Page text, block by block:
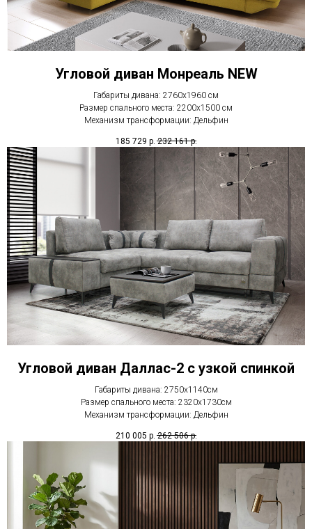
Угловой диван Монреаль NEW
Габариты дивана: 2760х1960 см
Размер спального места: 2200х1500 см
Механизм трансформации: Дельфин
185 729 р. 232 161 р.
Угловой диван Даллас-2 с узкой спинкой
Габариты дивана: 2750х1140см
Размер спального места: 2320х1730см
Механизм трансформации: Дельфин
210 005 р. 262 506 р.